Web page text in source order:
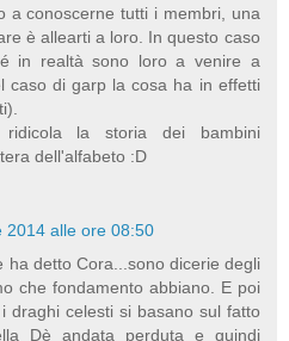
a conoscerne tutti i membri, una
è allearti a loro. In questo caso
in realtà sono loro a venire a
caso di garp la cosa ha in effetti
la storia dei bambini
dell'alfabeto :D
2014 alle ore 08:50
ha detto Cora...sono dicerie degli
che fondamento abbiano. E poi
draghi celesti si basano sul fatto
Dè andata perduta e quindi